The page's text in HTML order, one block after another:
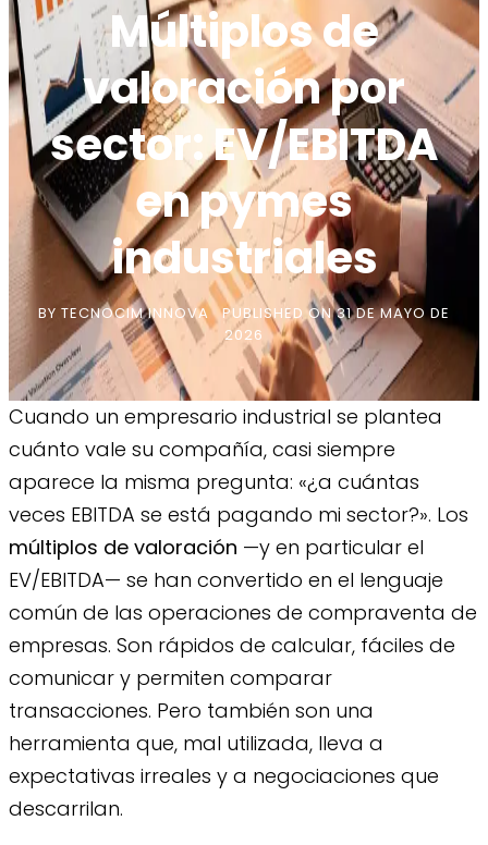
Múltiplos de
valoración por
sector: EV/EBITDA
en pymes
industriales
BY TECNOCIM INNOVAPUBLISHED ON 31 DE MAYO DE
2026
Cuando un empresario industrial se plantea
cuánto vale su compañía, casi siempre
aparece la misma pregunta: «¿a cuántas
veces EBITDA se está pagando mi sector?». Los
múltiplos de valoración —y en particular el
EV/EBITDA— se han convertido en el lenguaje
común de las operaciones de compraventa de
empresas. Son rápidos de calcular, fáciles de
comunicar y permiten comparar
transacciones. Pero también son una
herramienta que, mal utilizada, lleva a
expectativas irreales y a negociaciones que
descarrilan.